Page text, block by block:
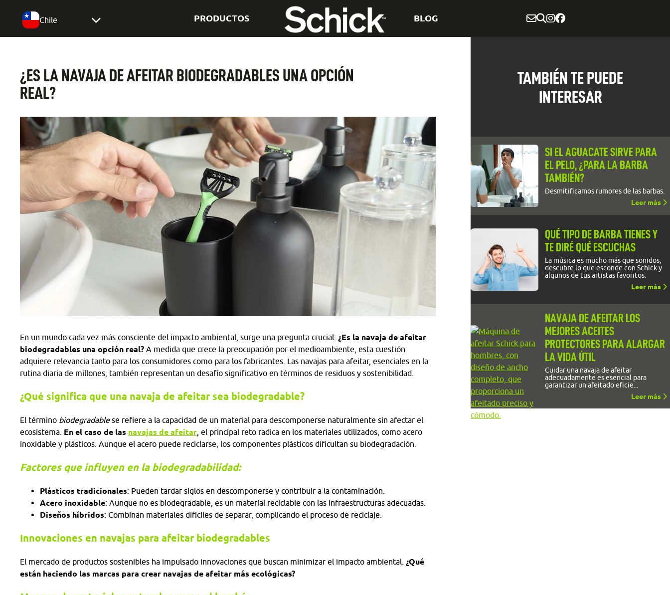
Chile PRODUCTOS BLOG
¿ES LA NAVAJA DE AFEITAR BIODEGRADABLES UNA OPCIÓN
REAL?
En un mundo cada vez más consciente del impacto ambiental, surge una pregunta crucial: ¿Es la navaja de afeitar
biodegradables una opción real? A medida que crece la preocupación por el medioambiente, esta cuestión
adquiere relevancia tanto para los consumidores como para los fabricantes. Las navajas para afeitar, esenciales en la
rutina diaria de millones, también representan un desafío significativo en términos de residuos y sostenibilidad.
¿Qué significa que una navaja de afeitar sea biodegradable?
El término biodegradablese refiere a la capacidad de un material para descomponerse naturalmente sin afectar el
ecosistema. En el caso de las navajas de afeitar , el principal reto radica en los materiales utilizados, como acero
inoxidable y plásticos. Aunque el acero puede reciclarse, los componentes plásticos dificultan su biodegradación.
Factores que influyen en la biodegradabilidad:
Plásticos tradicionales: Pueden tardar siglos en descomponerse y contribuir a la contaminación.
Acero inoxidable: Aunque no es biodegradable, es un material reciclable con las infraestructuras adecuadas.
Diseños híbridos: Combinan materiales difíciles de separar, complicando el proceso de reciclaje.
Innovaciones en navajas para afeitar biodegradables
El mercado de productos sostenibles ha impulsado innovaciones que buscan minimizar el impacto ambiental. ¿Qué
están haciendo las marcas para crear navajas de afeitar más ecológicas?
TAMBIÉN TE PUEDE
INTERESAR
SI EL AGUACATE SIRVE PARA
EL PELO, ¿PARA LA BARBA
TAMBIÉN?
Desmitificamos rumores de las barbas.
Leer más
QUÉ TIPO DE BARBA TIENES Y
TE DIRÉ QUÉ ESCUCHAS
La música es mucho más que sonidos,
descubre lo que esconde con Schick y
algunos de tus artistas favoritos.
Leer más
NAVAJA DE AFEITAR LOS
MEJORES ACEITES
PROTECTORES PARA ALARGAR
LA VIDA ÚTIL
Cuidar una navaja de afeitar
adecuadamente es esencial para
garantizar un afeitado eficie...
Leer más